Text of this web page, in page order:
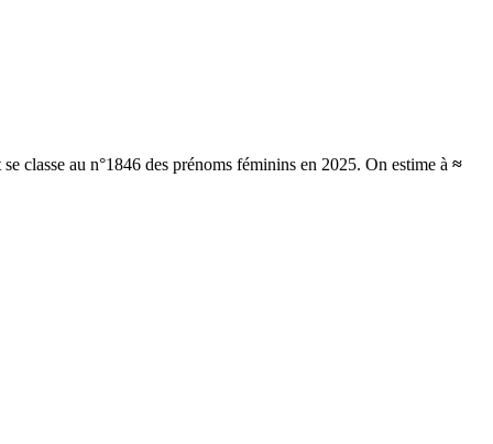
se classe au n°1846 des prénoms féminins en 2025. On estime à ≈